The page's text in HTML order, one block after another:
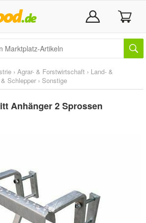
› Agrar- & Forstwirtschaft › Land- &
Schlepper › Sonstige
Anhänger 2 Sprossen